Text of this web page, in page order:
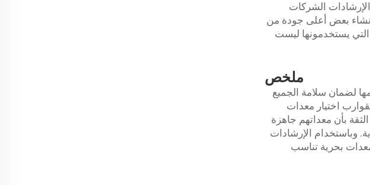
الشركات
إنشاء بعض أعلى جودة من
يستخدمونها ليست
ملخص
لضمان سلامة الجميع
اختيار معدات
بأن معداتهم جاهزة
وباستخدام الإرشادات
معدات بحرية تناسب